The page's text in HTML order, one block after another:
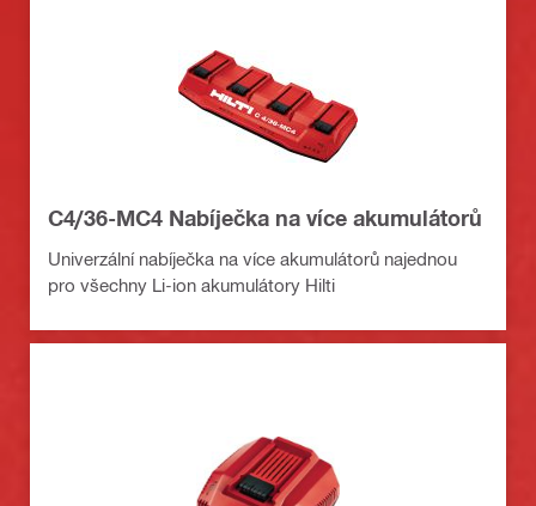
C4/36-MC4 Nabíječka na více akumulátorů
Univerzální nabíječka na více akumulátorů najednou
pro všechny Li-ion akumulátory Hilti